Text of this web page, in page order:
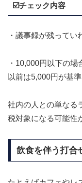
☑️チェック内容
・議事録が残って
・10,000円以下の
以前は5,000円が基準
社内の人との単なる
税対象になる可能性
飲食を伴う打合